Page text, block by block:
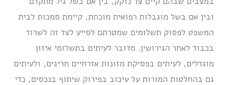
ובין אם בשל מוגבלות רפואית מוכחת, קיימת סמכות לבית
המשפט לפסוק תשלומים שמטרתם לסייע לצד זה לשרוד
בכבוד לאחר הגירושין. מדובר לעיתים בתשלומי איזון
מוגדלים, לעיתים בפסיקת מזונות אזרחיים חריגים, ולעיתים
גם בהחלטות המורות על עיכוב בפירוק שיתוף בנכסים, כדי